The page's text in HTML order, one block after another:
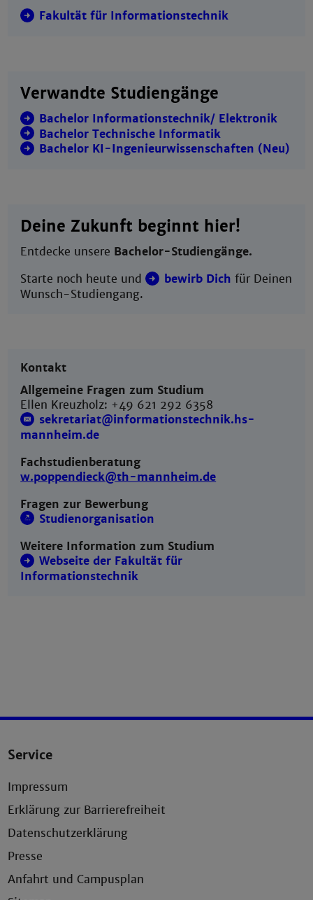
Fakultät für Informationstechnik
Verwandte Studiengänge
Bachelor Informationstechnik/ Elektronik
Bachelor Technische Informatik
Bachelor KI-Ingenieurwissenschaften (Neu)
Deine Zukunft beginnt hier!
Entdecke unsere Bachelor-Studiengänge.
Starte noch heute und
bewirb Dich für Deinen
Wunsch-Studiengang.
Kontakt
Allgemeine Fragen zum Studium
Ellen Kreuzholz: +49 621 292 6358
sekretariat@informationstechnik.hs-
mannheim.de
Fachstudienberatung
w.poppendieck@th-mannheim.de
Fragen zur Bewerbung
Studienorganisation
Weitere Information zum Studium
Webseite der Fakultät für
Informationstechnik
Service
Impressum
Erklärung zur Barrierefreiheit
Datenschutzerklärung
Presse
Anfahrt und Campusplan